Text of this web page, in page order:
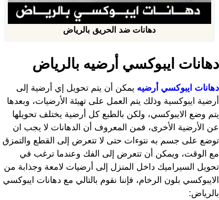
دهانات ضد الحريق بالرياض
دهانات ايبوكسي أرضيه بالرياض
دهانات ايبوكسي أرضيه يمكن أن يتم تحويل إي أرضية إلى
أرضية ايبوكسية وذلك يتم العمل على تهيئة الأرضيات، وبعدها
يتم وضع الايبوكسي، ولكن بالطبع كل أرضية يختلف تحويلها
عن الأرضية الأخرى، فمن المعروف أن الدهانات لا يجب ان
توضع على جسم به نتوءات حتى لا تتعرض إلى القطع والتمزق
مع الوقت، ويمكن أن تتعرض إلى الفك وعندما ترغب في
تحويل السيراميك داخل المنزل إلى أرضيات لامعة وجذابة من
الايبوكسي بلون الرخام، فإننا نقوم بالتالي مع دهانات ايبوكسي
بالرياض: